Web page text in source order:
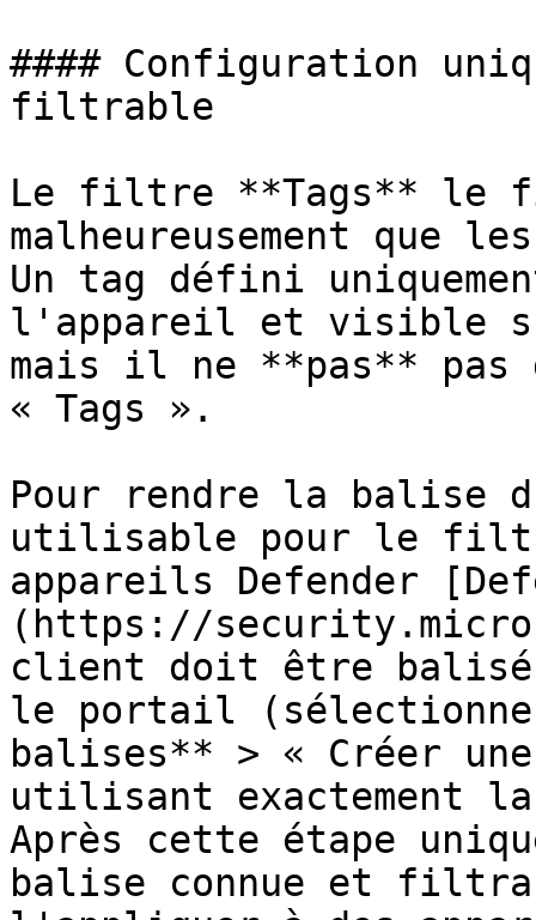
#### Configuration
filtrable
Le filtre **Tags** le
malheureusement
Un tag défini
l'appareil et visible
mais il ne **pas**
« Tags ».
Pour rendre la balise
utilisable pour le
appareils Defender
(https://
client doit être balisé
le portail
balises** > « Créer
utilisant exactement
Après cette étape
balise connue et